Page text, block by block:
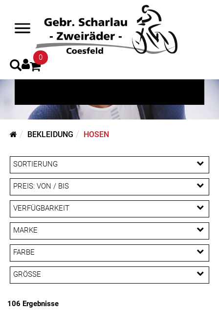
0
Hosen
BEKLEIDUNG HOSEN
SORTIERUNG
PREIS: VON / BIS
EUR
PREISFILTER ANWENDEN
VERFÜGBARKEIT
MARKE
Bontrager Fox Racing Rapha
Santini
Trek
Unbekannt
FARBE
GRÖSSE
106 Ergebnisse